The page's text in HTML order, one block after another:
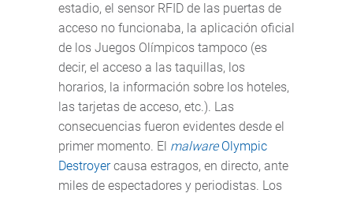
estadio, el sensor RFID de las puertas de
acceso no funcionaba, la aplicación oficial
de los Juegos Olímpicos tampoco (es
decir, el acceso a las taquillas, los
horarios, la información sobre los hoteles,
las tarjetas de acceso, etc.). Las
consecuencias fueron evidentes desde el
primer momento. El malwareOlympic
Destroyercausa estragos, en directo, ante
miles de espectadores y periodistas. Los